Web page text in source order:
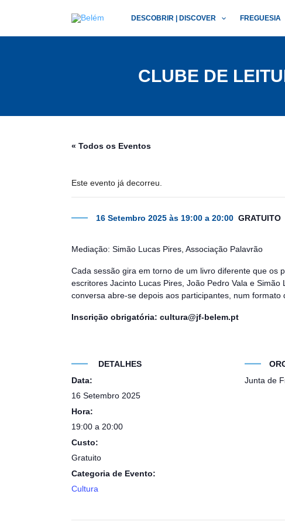
DESCOBRIR | DISCOVER FREGUESIA
CLUBE DE
« Todos os Eventos
Este evento já decorreu.
16 Setembro 2025 às 19:00 a 20:00 GRATUITO
Mediação: Simão Lucas Pires, Associação Palavrão
Cada sessão gira em torno de um livro diferente que os
escritores Jacinto Lucas Pires, João Pedro Vala e
conversa abre-se depois aos participantes, num formato
Inscrição obrigatória: cultura@jf-belem.pt
DETALHES
Data:
16 Setembro 2025
Hora:
19:00 a 20:00
Custo:
Gratuito
Categoria de Evento:
Cultura
Junta de